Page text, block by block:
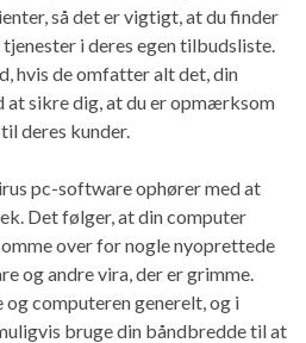
så det er vigtigt, at du finder
i deres egen tilbudsliste.
hvis de omfatter alt det, din
at sikre dig, at du er opmærksom
deres kunder.
pc-software ophører med at
Det følger, at din computer
over for nogle nyoprettede
og andre vira, der er grimme.
computeren generelt, og i
bruge din båndbredde til at